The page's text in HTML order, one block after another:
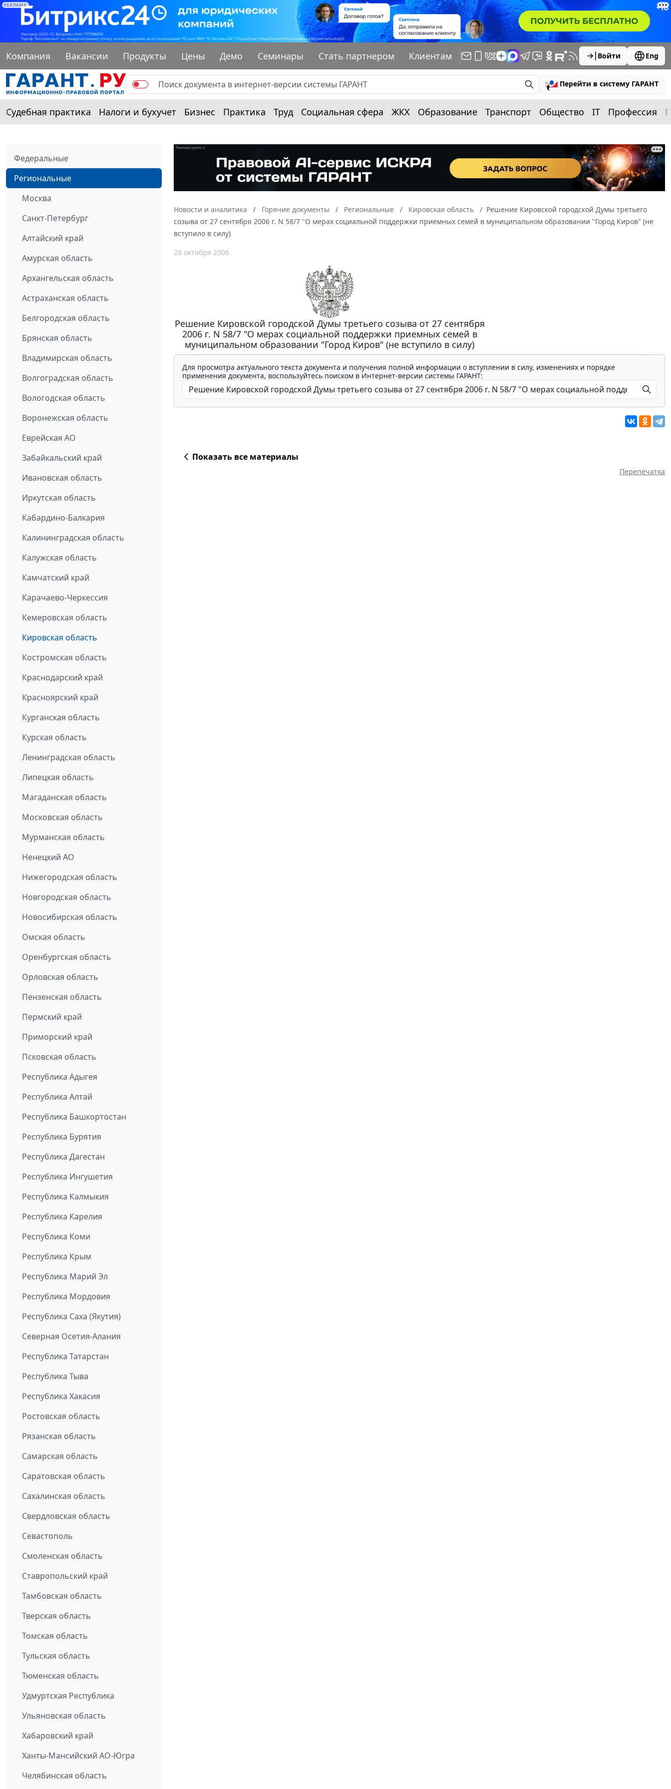
РЕКЛАМА
Компания Вакансии Продукты Цены Демо Семинары Стать партнером Клиентам Войти Eng
Перейти в систему ГАРАНТ
Судебная практика Налоги и бухучет Бизнес Практика Труд Социальная сфера ЖКХ Образование Транспорт Общество IT Профессия
Федеральные
Региональные
Москва
Санкт-Петербург
Алтайский край
Амурская область
Архангельская область
Астраханская область
Белгородская область
Брянская область
Владимирская область
Волгоградская область
Вологодская область
Воронежская область
Еврейская АО
Забайкальский край
Ивановская область
Иркутская область
Кабардино-Балкария
Калининградская область
Калужская область
Камчатский край
Карачаево-Черкессия
Кемеровская область
Кировская область
Костромская область
Краснодарский край
Красноярский край
Курганская область
Курская область
Ленинградская область
Липецкая область
Магаданская область
Московская область
Мурманская область
Ненецкий АО
Нижегородская область
Новгородская область
Новосибирская область
Омская область
Оренбургская область
Орловская область
Пензенская область
Пермский край
Приморский край
Псковская область
Республика Адыгея
Республика Алтай
Республика Башкортостан
Республика Бурятия
Республика Дагестан
Республика Ингушетия
Республика Калмыкия
Республика Карелия
Республика Коми
Республика Крым
Республика Марий Эл
Республика Мордовия
Республика Саха (Якутия)
Северная Осетия-Алания
Республика Татарстан
Республика Тыва
Республика Хакасия
Ростовская область
Рязанская область
Самарская область
Саратовская область
Сахалинская область
Свердловская область
Севастополь
Смоленская область
Ставропольский край
Тамбовская область
Тверская область
Томская область
Тульская область
Тюменская область
Удмуртская Республика
Ульяновская область
Хабаровский край
Ханты-Мансийский АО-Югра
Челябинская область
Новости и аналитика Горячие документы Региональные Кировская область
Решение Кировской городской Думы третьего
созыва от 27 сентября 2006 г. N 58/7 "О мерах социальной поддержки приемных семей в муниципальном образовании "Город Киров" (не
вступило в силу)
28 октября 2006
Решение Кировской городской Думы третьего созыва от 27 сентября
2006 г. N 58/7 "О мерах социальной поддержки приемных семей в
муниципальном образовании "Город Киров" (не вступило в силу)
Для просмотра актуального текста документа и получения полной информации о вступлении в силу, изменениях и порядке
применения документа, воспользуйтесь поиском в Интернет-версии системы ГАРАНТ:
Показать все материалы
Перепечатка